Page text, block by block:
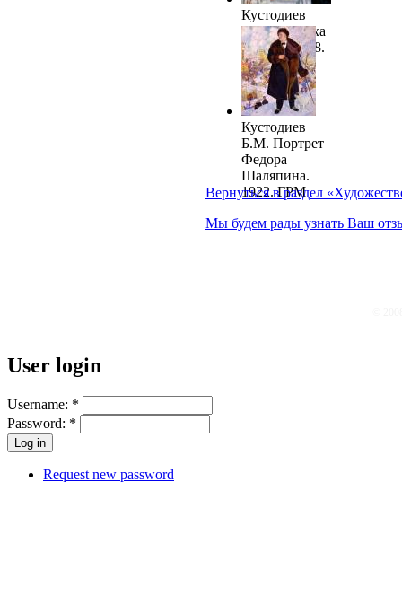
Кустодиев
Б.М. Купчиха
за чаем. 1918.
ГРМ
Кустодиев
Б.М. Портрет
Федора
Шаляпина.
1922. ГРМ
Вернуться в раздел
Мы будем рады узнать Ваш
User login
Username: *
Password: *
Request new password